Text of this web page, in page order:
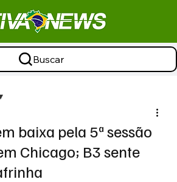
Buscar
baixa pela 5ª sessão
Chicago; B3 sente